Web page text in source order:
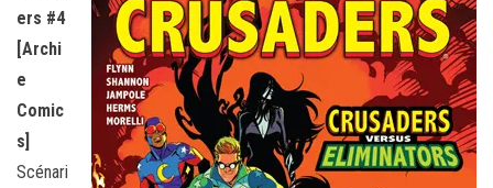
ers #4
[Archi
e
Comic
s]
Scénari